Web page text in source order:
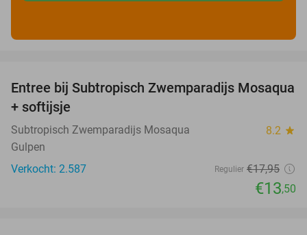
25%
Entree bij Subtropisch Zwemparadijs Mosaqua
+ softijsje
Subtropisch Zwemparadijs Mosaqua 8.2 star
Gulpen
Verkocht: 2.587
Regulier €17,95
€13,50